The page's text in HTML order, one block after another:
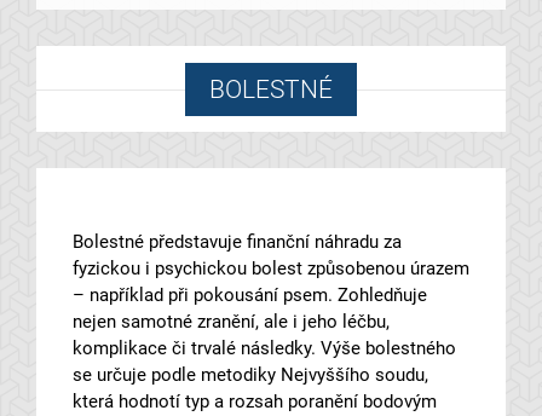
BOLESTNÉ
Bolestné představuje finanční náhradu za
fyzickou i psychickou bolest způsobenou úrazem
– například při pokousání psem. Zohledňuje
nejen samotné zranění, ale i jeho léčbu,
komplikace či trvalé následky. Výše bolestného
se určuje podle metodiky Nejvyššího soudu,
která hodnotí typ a rozsah poranění bodovým